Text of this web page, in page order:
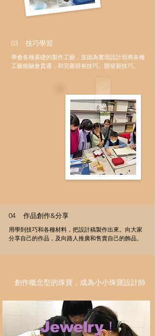
03 技巧學習
學會各種基礎的製作工藝，並因為實現設計而將各種
工藝能融會貫通，和完善現有技巧、開發新技巧。
04 作品創作&分享
用學到技巧和各種材料，把設計稿製作出來。向大家
分享自己的作品，及向路人推廣和售賣自己的飾品。
創作概念型的珠寶，成為小小珠寶設計師
Jewelry！